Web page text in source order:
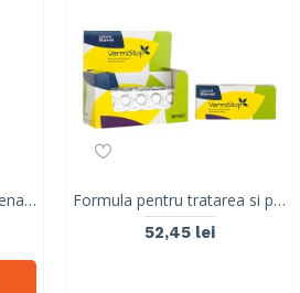
Pasta GingiVet pentru igiena orala, STANGEST, caini si pisici Formula pentru tratarea si preventia parazitozelor intestinale la caini si pisici, Vermistop Stangest, 20 tablete
52,45 lei